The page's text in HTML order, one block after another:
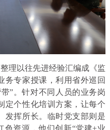
理以往先进经验汇编成《监
务专家授课，利用省外巡回
”。针对不同人员的业务岗
定个性化培训方案，让每个
发挥所长。临时党支部则是
色资源，他们创新“党建+业